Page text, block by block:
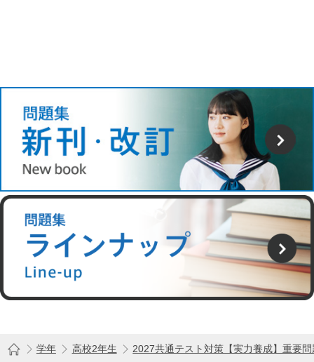
学年 高校2年生
2027共通テスト対策【実力養成】重要